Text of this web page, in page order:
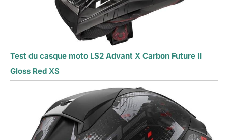
Test du casque moto LS2 Advant X Carbon Future II
Gloss Red XS